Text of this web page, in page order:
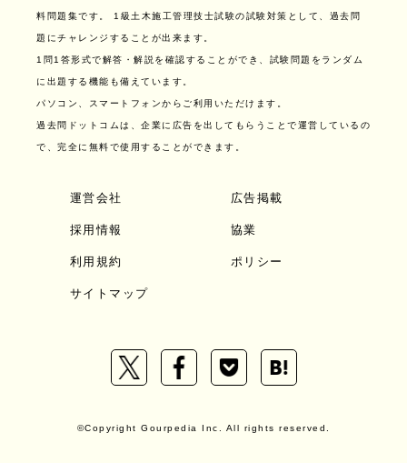
料問題集です。 1級土木施工管理技士試験の試験対策として、過去問
題にチャレンジすることが出来ます。
1問1答形式で解答・解説を確認することができ、試験問題をランダム
に出題する機能も備えています。
パソコン、スマートフォンからご利用いただけます。
過去問ドットコムは、企業に広告を出してもらうことで運営しているの
で、完全に無料で使用することができます。
運営会社 広告掲載
採用情報 協業
利用規約 ポリシー
サイトマップ
©Copyright Gourpedia Inc. All rights reserved.